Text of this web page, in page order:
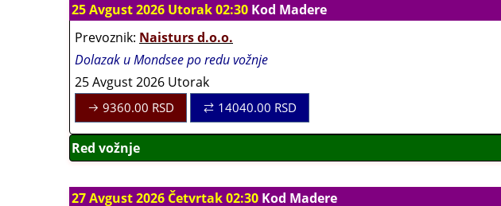
25 Avgust 2026 Utorak 02:30 Kod Madere
Prevoznik: Naisturs d.o.o.
Dolazak u Mondsee po redu vožnje
25 Avgust 2026 Utorak
9360.00 RSD 14040.00 RSD
Red vožnje
27 Avgust 2026 Četvrtak 02:30 Kod Madere